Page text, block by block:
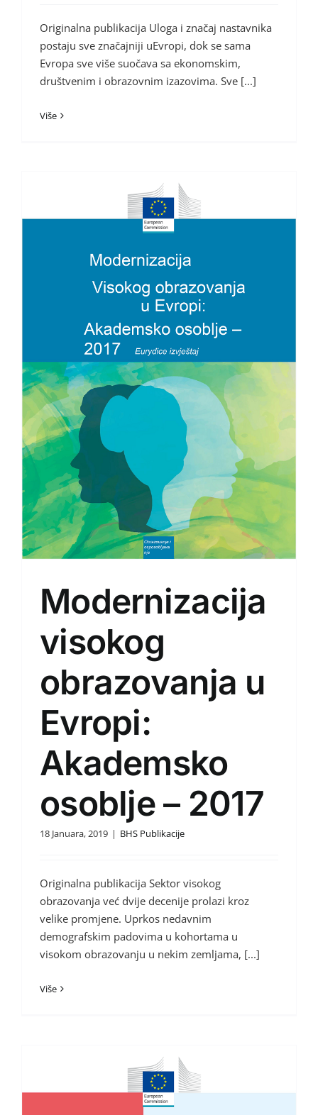
Originalna publikacija Uloga i značaj nastavnika
postaju sve značajniji uEvropi, dok se sama
Evropa sve više suočava sa ekonomskim,
društvenim i obrazovnim izazovima. Sve [...]
Više
Modernizacija
visokog
obrazovanja u
Evropi:
Akademsko
osoblje – 2017
18 Januara, 2019 | BHS Publikacije
Originalna publikacija Sektor visokog
obrazovanja već dvije decenije prolazi kroz
velike promjene. Uprkos nedavnim
demografskim padovima u kohortama u
visokom obrazovanju u nekim zemljama, [...]
Više